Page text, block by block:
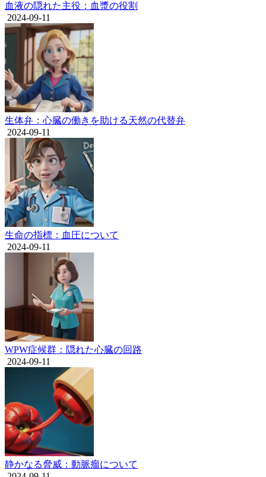
血液の隠れた主役：血漿の役割
2024-09-11
生体弁：心臓の働きを助ける天然の代替弁
2024-09-11
生命の指標：血圧について
2024-09-11
WPW症候群：隠れた心臓の回路
2024-09-11
静かなる脅威：動脈瘤について